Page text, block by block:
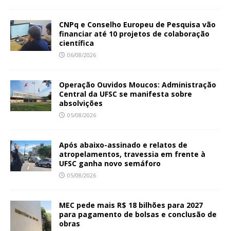
CNPq e Conselho Europeu de Pesquisa vão
financiar até 10 projetos de colaboração
científica
06/08/2026
Operação Ouvidos Moucos: Administração
Central da UFSC se manifesta sobre
absolvições
05/08/2026
Após abaixo-assinado e relatos de
atropelamentos, travessia em frente à
UFSC ganha novo semáforo
05/08/2026
MEC pede mais R$ 18 bilhões para 2027
para pagamento de bolsas e conclusão de
obras